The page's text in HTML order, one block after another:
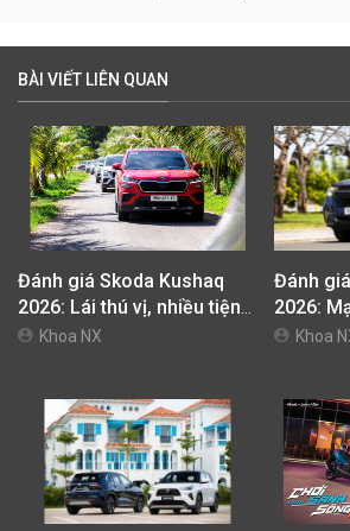
BÀI VIẾT LIÊN QUAN
Đánh giá Skoda Kushaq
2026: Lái thú vị, nhiều tiện
nghi, giá cạnh tranh
Khoa NX
Đánh
2026:
cùng hệ
Khoa